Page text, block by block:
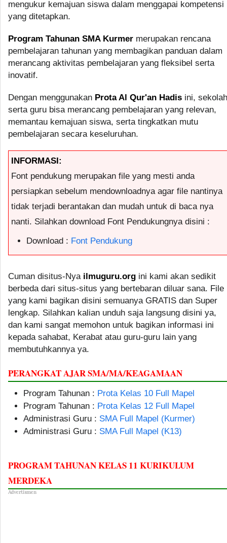
mengukur kemajuan siswa dalam menggapai kompetensi
yang ditetapkan.
Program Tahunan SMA Kurmer merupakan rencana
pembelajaran tahunan yang membagikan panduan dalam
merancang aktivitas pembelajaran yang fleksibel serta
inovatif.
Dengan menggunakan Prota Al Qur'an Hadis ini, sekolah
serta guru bisa merancang pembelajaran yang relevan,
memantau kemajuan siswa, serta tingkatkan mutu
pembelajaran secara keseluruhan.
INFORMASI:
Font pendukung merupakan file yang mesti anda
persiapkan sebelum mendownloadnya agar file nantinya
tidak terjadi berantakan dan mudah untuk di baca nya
nanti. Silahkan download Font Pendukungnya disini :
Download : Font Pendukung
Cuman disitus-Nya ilmuguru.org ini kami akan sedikit
berbeda dari situs-situs yang bertebaran diluar sana. File
yang kami bagikan disini semuanya GRATIS dan Super
lengkap. Silahkan kalian unduh saja langsung disini ya,
dan kami sangat memohon untuk bagikan informasi ini
kepada sahabat, Kerabat atau guru-guru lain yang
membutuhkannya ya.
PERANGKAT AJAR SMA/MA/KEAGAMAAN
Program Tahunan : Prota Kelas 10 Full Mapel
Program Tahunan : Prota Kelas 12 Full Mapel
Administrasi Guru : SMA Full Mapel (Kurmer)
Administrasi Guru : SMA Full Mapel (K13)
PROGRAM TAHUNAN KELAS 11 KURIKULUM
MERDEKA
Advertismen